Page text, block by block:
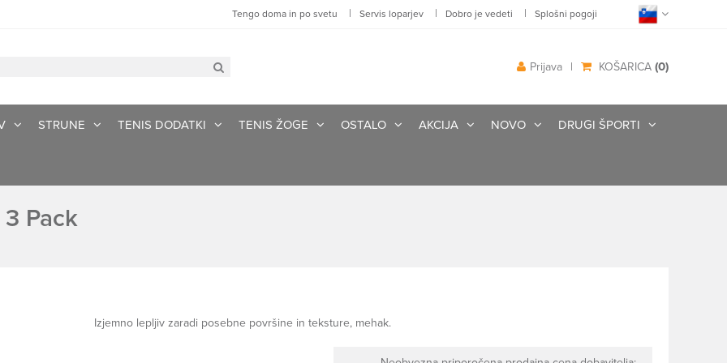
Tengo doma in po svetu | Servis loparjev | Dobro je vedeti | Splošni pogoji
KOŠARICA (0)
|
Prijava
STRUNE TENIS DODATKI TENIS ŽOGE OSTALO AKCIJA NOVO DRUGI ŠPORTI
Pack
Izjemno lepljiv zaradi posebne površine in teksture, mehak.